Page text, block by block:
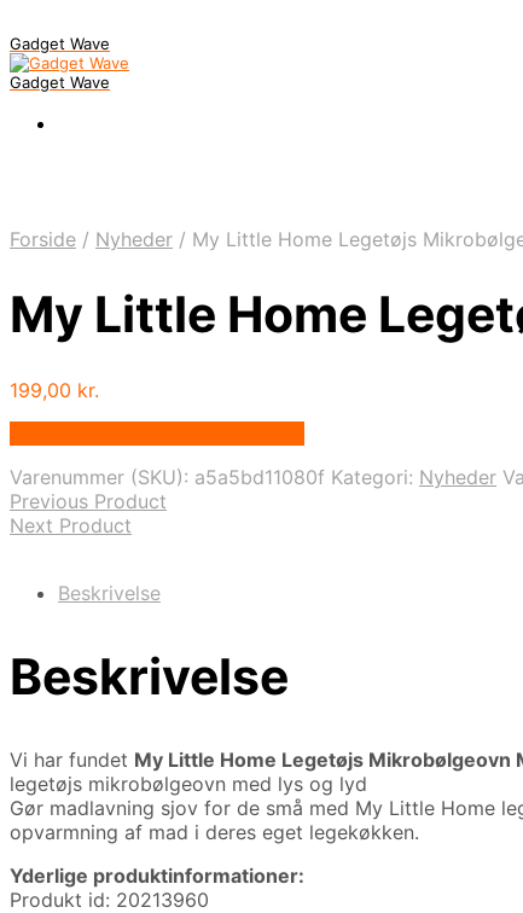
Gadget Wave
Gadget Wave
Forside / Nyheder / My Little Home Legetøjs
My Little Home
199,00 kr.
Varenummer (SKU): a5a5bd11080f Kategori: Nyheder
Previous Product
Next Product
Beskrivelse
Beskrivelse
Vi har fundet My Little Home Legetøjs Mikrobølgeovn
legetøjs mikrobølgeovn med lys og lyd
Gør madlavning sjov for de små med My Little Home
opvarmning af mad i deres eget legekøkken.
Yderlige produktinformationer:
Produkt id: 20213960